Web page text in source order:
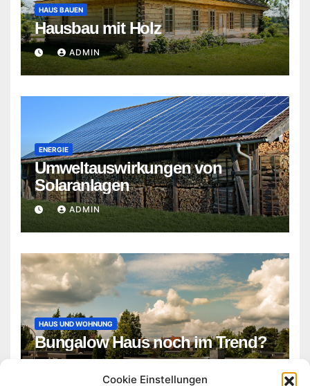
Cookie Einstellungen
HAUS BAUEN
Hausbau mit Holz
ADMIN
ENERGIE
Umweltauswirkungen von
Solaranlagen
ADMIN
HAUS UND WOHNUNG
Bungalow Haus noch im Trend?